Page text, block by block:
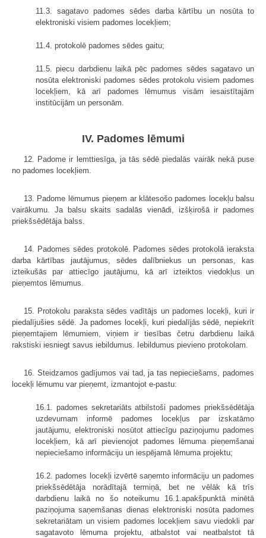
11.3. sagatavo padomes sēdes darba kārtību un nosūta to
elektroniski visiem padomes locekļiem;
11.4. protokolē padomes sēdes gaitu;
11.5. piecu darbdienu laikā pēc padomes sēdes sagatavo un
nosūta elektroniski padomes sēdes protokolu visiem padomes
locekļiem, kā arī padomes lēmumus visām iesaistītajām
institūcijām un personām.
IV. Padomes lēmumi
12. Padome ir lemttiesīga, ja tās sēdē piedalās vairāk nekā puse
no padomes locekļiem.
13. Padome lēmumus pieņem ar klātesošo padomes locekļu balsu
vairākumu. Ja balsu skaits sadalās vienādi, izšķirošā ir padomes
priekšsēdētāja balss.
14. Padomes sēdes protokolē. Padomes sēdes protokolā ieraksta
darba kārtības jautājumus, sēdes dalībniekus un personas, kas
izteikušās par attiecīgo jautājumu, kā arī izteiktos viedokļus un
pieņemtos lēmumus.
15. Protokolu paraksta sēdes vadītājs un padomes locekļi, kuri ir
piedalījušies sēdē. Ja padomes locekļi, kuri piedalījās sēdē, nepiekrīt
pieņemtajiem lēmumiem, viņiem ir tiesības četru darbdienu laikā
rakstiski iesniegt savus iebildumus. Iebildumus pievieno protokolam.
16. Steidzamos gadījumos vai tad, ja tas nepieciešams, padomes
locekļi lēmumu var pieņemt, izmantojot e-pastu:
16.1. padomes sekretariāts atbilstoši padomes priekšsēdētāja
uzdevumam informē padomes locekļus par izskatāmo
jautājumu, elektroniski nosūtot attiecīgu paziņojumu padomes
locekļiem, kā arī pievienojot padomes lēmuma pieņemšanai
nepieciešamo informāciju un iespējamā lēmuma projektu;
16.2. padomes locekļi izvērtē saņemto informāciju un padomes
priekšsēdētāja norādītajā termiņā, bet ne vēlāk kā trīs
darbdienu laikā no šo noteikumu 16.1.apakšpunktā minētā
paziņojuma saņemšanas dienas elektroniski nosūta padomes
sekretariātam un visiem padomes locekļiem savu viedokli par
sagatavoto lēmuma projektu, atbalstot vai neatbalstot tā